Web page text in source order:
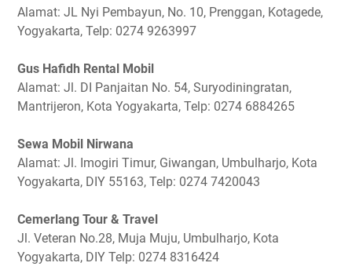
Alamat: JL Nyi Pembayun, No. 10, Prenggan, Kotagede,
Yogyakarta, Telp: 0274 9263997
Gus Hafidh Rental Mobil
Alamat: Jl. DI Panjaitan No. 54, Suryodiningratan,
Mantrijeron, Kota Yogyakarta, Telp: 0274 6884265
Sewa Mobil Nirwana
Alamat: Jl. Imogiri Timur, Giwangan, Umbulharjo, Kota
Yogyakarta, DIY 55163, Telp: 0274 7420043
Cemerlang Tour & Travel
Jl. Veteran No.28, Muja Muju, Umbulharjo, Kota
Yogyakarta, DIY Telp: 0274 8316424